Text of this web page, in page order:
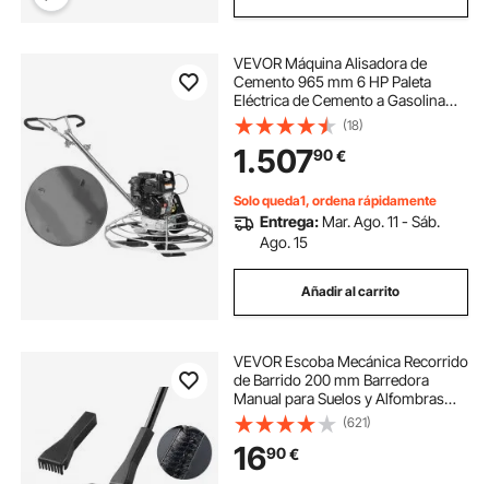
VEVOR Máquina Alisadora de
Cemento 965 mm 6 HP Paleta
Eléctrica de Cemento a Gasolina
Resistente con Plataforma Flotante
Hoja de Paleta para Superficie de
Concreto Lisa, Cemento de
Concreto
(18)
1.50790€
Solo queda1, ordena rápidamente
Entrega: Mar. Ago. 11 - Sáb.
Ago. 15
Añadir al carrito
VEVOR Escoba Mecánica Recorrido
de Barrido 200 mm Barredora
Manual para Suelos y Alfombras
con Cepillos Giratorios Fácil de
Vaciar Silenciosa Limpiadora de
Suelos Duros y Laminados sin
Electricidad
(621)
1690€